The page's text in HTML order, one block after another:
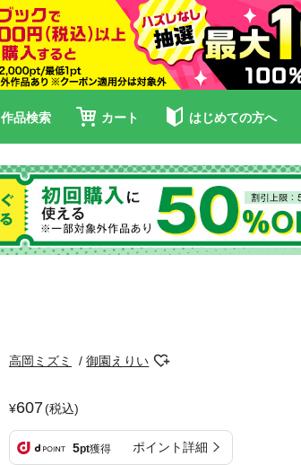
作品検索 カート はじめての方へ
高岡ミズミ 御園えりい
607(税込)
5pt獲得 ポイント詳細